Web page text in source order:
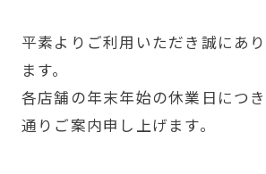
平素よりご利用いただき誠にあ
ます。
各店舗の年末年始の休業日につ
通りご案内申し上げます。